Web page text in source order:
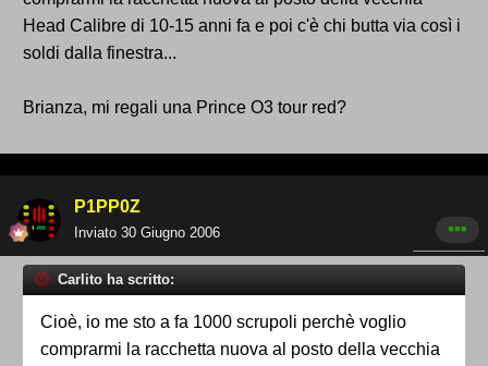
Head Calibre di 10-15 anni fa e poi c'è chi butta via così i
soldi dalla finestra...
Brianza, mi regali una Prince O3 tour red?
P1PP0Z
Inviato 30 Giugno 2006
Carlito ha scritto:
Cioè, io me sto a fa 1000 scrupoli perchè voglio
comprarmi la racchetta nuova al posto della vecchia